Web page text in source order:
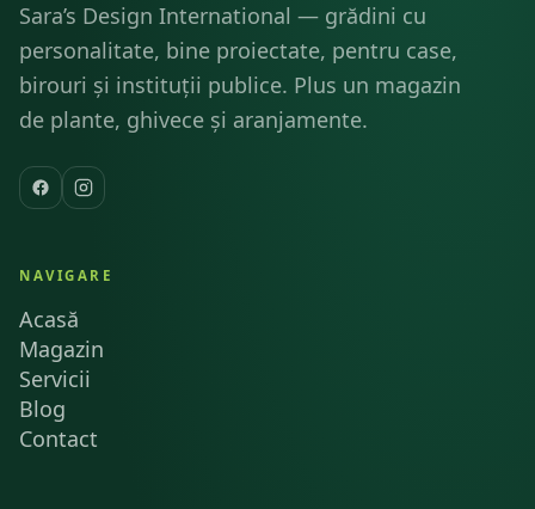
Sara’s Design International — grădini cu
personalitate, bine proiectate, pentru case,
birouri și instituții publice. Plus un magazin
de plante, ghivece și aranjamente.
NAVIGARE
Acasă
Magazin
Servicii
Blog
Contact